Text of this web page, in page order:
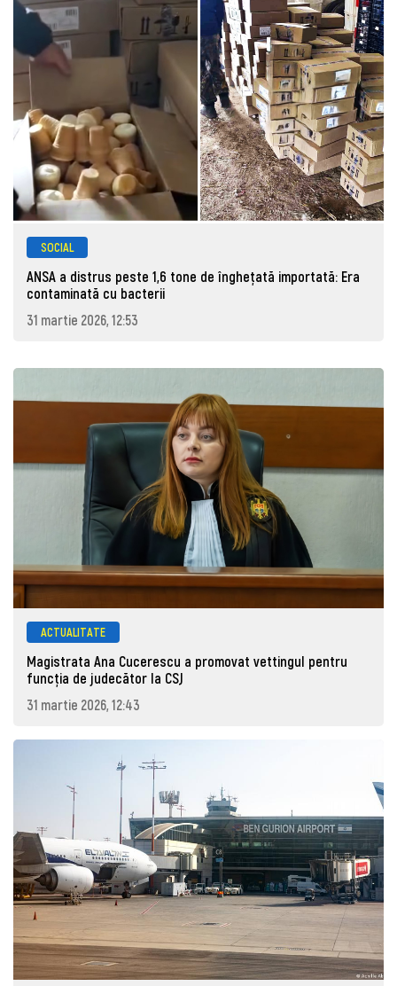
SOCIAL
ANSA a distrus peste 1,6 tone de înghețată importată: Era
contaminată cu bacterii
31 martie 2026, 12:53
ACTUALITATE
Magistrata Ana Cucerescu a promovat vettingul pentru
funcția de judecător la CSJ
31 martie 2026, 12:43